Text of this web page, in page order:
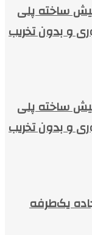
ساخته پلی
و بدون تخریب
ساخته پلی
و بدون تخریب
جاده یک‌طرفه